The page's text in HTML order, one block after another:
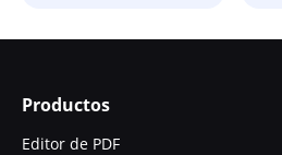
Productos
Editor de PDF